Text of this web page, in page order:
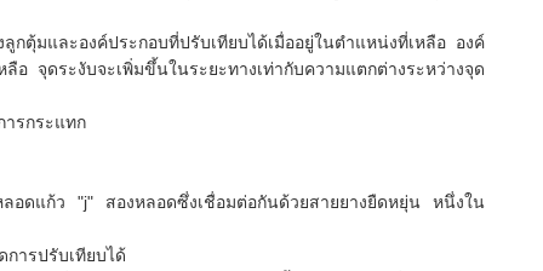
ตุ้มและองค์ประกอบที่ปรับเทียบได้เมื่ออยู่ในตำแหน่งที่เหลือ องค์
ลือ จุดระงับจะเพิ่มขึ้นในระยะทางเท่ากับความแตกต่างระหว่างจุด
ารกระแทก
อดแก้ว "j" สองหลอดซึ่งเชื่อมต่อกันด้วยสายยางยืดหยุ่น
หนึ่งใน
ารปรับเทียบได้